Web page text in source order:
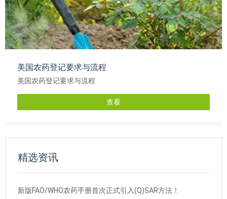
美国农药登记要求与流程
美国农药登记要求与流程
查看
精选资讯
新版FAO/WHO农药手册首次正式引入(Q)SAR方法！